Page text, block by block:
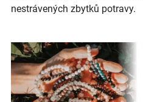
nestrávených zbytků potravy.